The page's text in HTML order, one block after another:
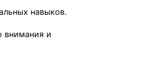
навыков.
внимания и